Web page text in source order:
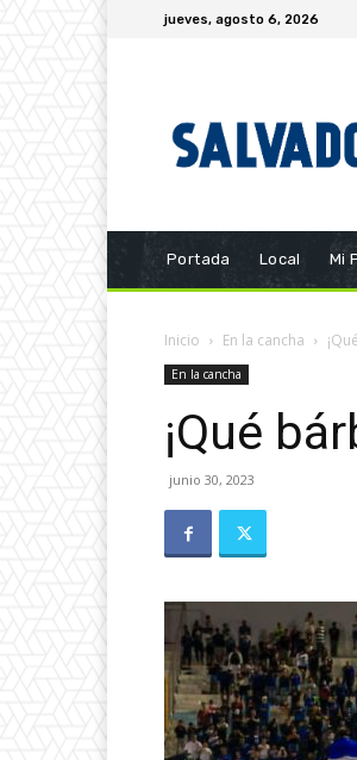
jueves, agosto 6, 2026
Portada Local Mi
Inicio En la cancha
En la cancha
¡Qué
junio 30, 2023